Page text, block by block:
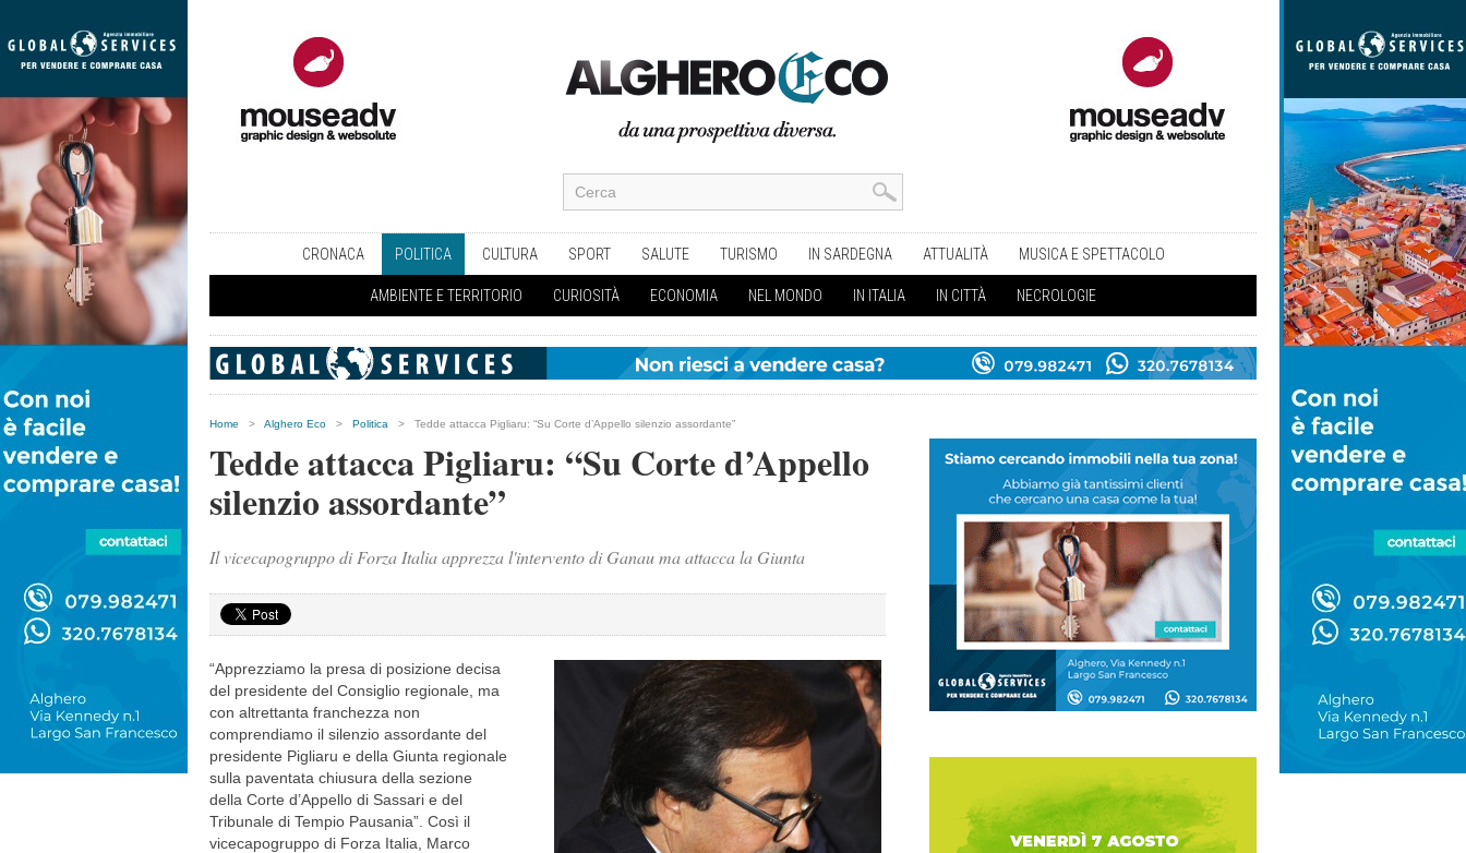
CRONACA POLITICA CULTURA SPORT SALUTE TURISMO IN SARDEGNA ATTUALITÀ MUSICA E SPETTACOLO
AMBIENTE E TERRITORIO CURIOSITÀ ECONOMIA NEL MONDO IN ITALIA IN CITTÀ NECROLOGIE
Home > Alghero Eco > Politica > Tedde attacca Pigliaru: “Su Corte d’Appello silenzio assordante”
Tedde attacca Pigliaru: “Su Corte d’Appello
silenzio assordante”
Il vicecapogruppo di Forza Italia apprezza l'intervento di Ganau ma attacca la Giunta
“Apprezziamo la presa di posizione decisa
del presidente del Consiglio regionale, ma
con altrettanta franchezza non
comprendiamo il silenzio assordante del
presidente Pigliaru e della Giunta regionale
sulla paventata chiusura della sezione
della Corte d’Appello di Sassari e del
Tribunale di Tempio Pausania”. Così il
vicecapogruppo di Forza Italia, Marco